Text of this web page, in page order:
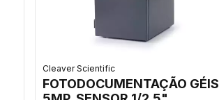
Cleaver Scientific
FOTODOCUMENTAÇÃO GÉIS,